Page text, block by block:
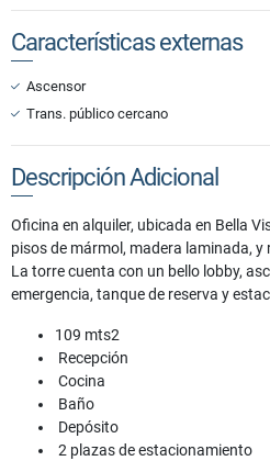
Características externas
Ascensor
Trans. público cercano
Descripción Adicional
Oficina en alquiler, ubicada en Bella
pisos de mármol, madera laminada, y
La torre cuenta con un bello lobby,
emergencia, tanque de reserva y
109 mts2
Recepción
Cocina
Baño
Depósito
2 plazas de estacionamiento